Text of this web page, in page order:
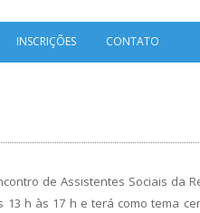
INSCRIÇÕES CONTATO
de Assistentes Sociais da
h às 17 h e terá como tema